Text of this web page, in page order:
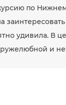
по
удивила. В
и